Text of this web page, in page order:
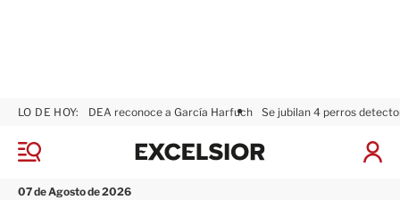
M
n
07 de Agosto de 2026
LO DE HOY: DEA reconoce a García Harfuch Se jubilan 4 perros
I
x